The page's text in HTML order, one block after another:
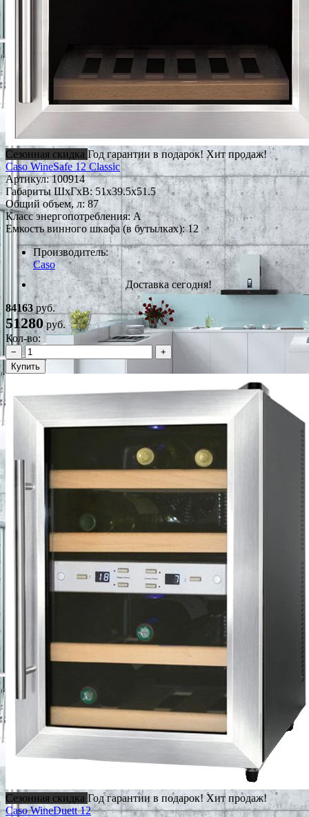
Сезонная скидка Год гарантии в подарок!Хит продаж!
Caso WineSafe 12 Classic
Артикул:100914
Габариты ШxГxВ: 51x39.5x51.5
Общий объем, л: 87
Класс энергопотребления: A
Емкость винного шкафа (в бутылках): 12
Производитель:
Caso
Доставка сегодня!
84163руб.
51280руб.
Кол-во:
−
+
Купить
Сезонная скидка Год гарантии в подарок! Хит продаж!
Caso WineDuett 12